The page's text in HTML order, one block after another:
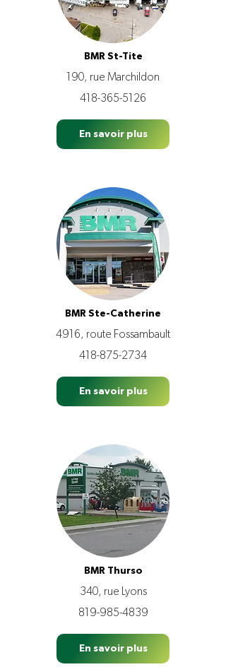
BMR St-Tite
190, rue Marchildon
418-365-5126
En savoir plus
BMR Ste-Catherine
4916, route Fossambault
418-875-2734
En savoir plus
BMR Thurso
340, rue Lyons
819-985-4839
En savoir plus